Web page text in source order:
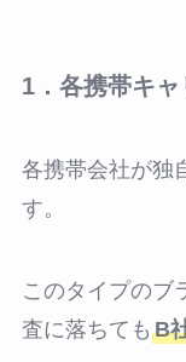
1．各携帯キ
各携帯会社が独
す。
このタイプのブ
査に落ちても B